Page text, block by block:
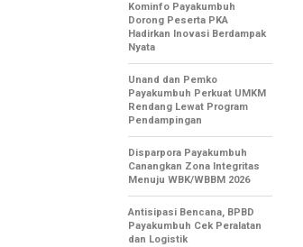
Kominfo Payakumbuh
Dorong Peserta PKA
Hadirkan Inovasi Berdampak
Nyata
Unand dan Pemko
Payakumbuh Perkuat UMKM
Rendang Lewat Program
Pendampingan
Disparpora Payakumbuh
Canangkan Zona Integritas
Menuju WBK/WBBM 2026
Antisipasi Bencana, BPBD
Payakumbuh Cek Peralatan
dan Logistik